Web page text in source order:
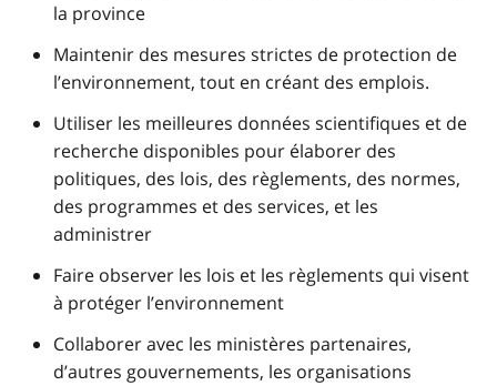
la province
Maintenir des mesures strictes de protection de
l’environnement, tout en créant des emplois.
Utiliser les meilleures données scientifiques et de
recherche disponibles pour élaborer des
politiques, des lois, des règlements, des normes,
des programmes et des services, et les
administrer
Faire observer les lois et les règlements qui visent
à protéger l’environnement
Collaborer avec les ministères partenaires,
d’autres gouvernements, les organisations